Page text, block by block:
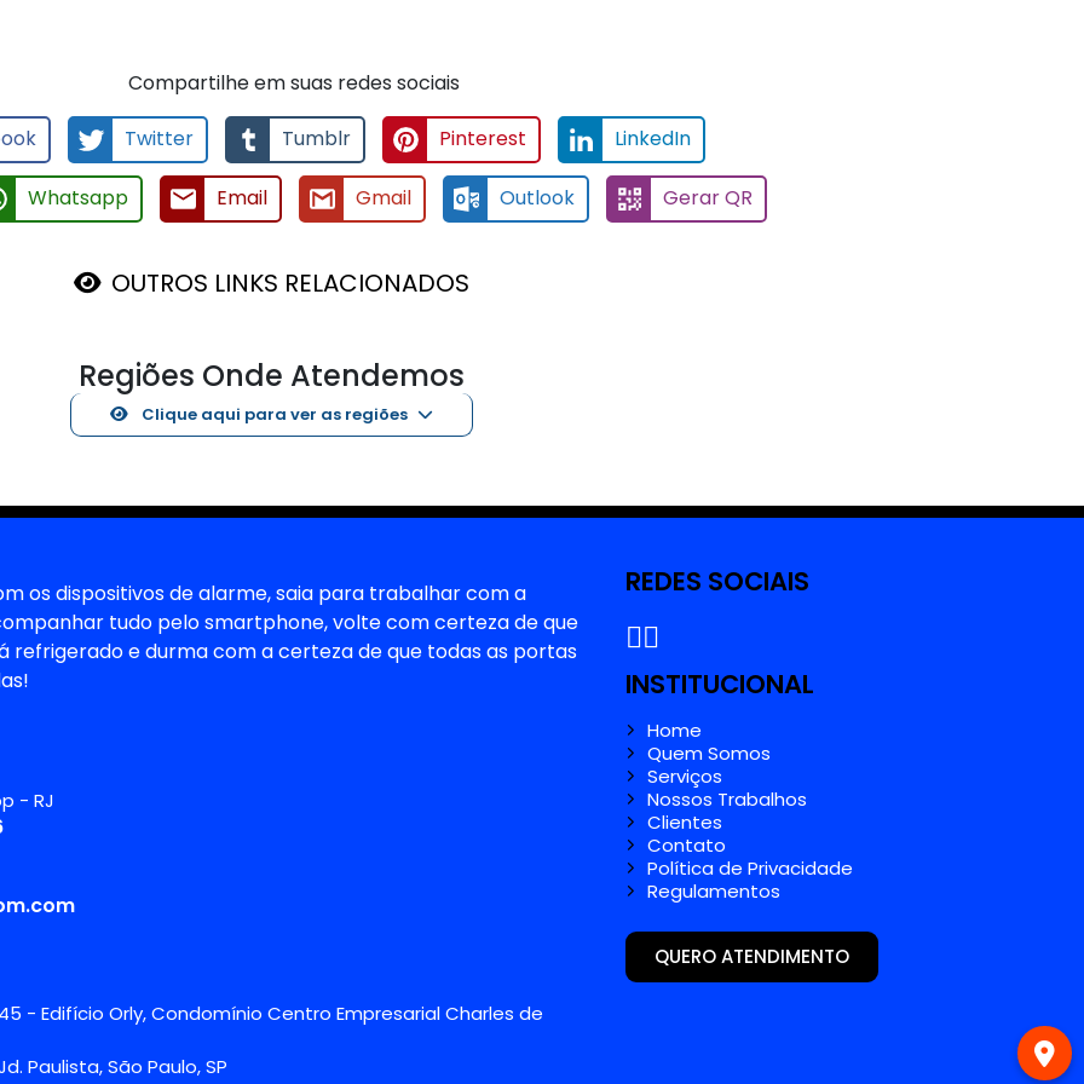
Compartilhe em suas redes sociais
Twitter Tumblr Pinterest LinkedIn
Whatsapp Email Gmail Outlook Gerar QR
OUTROS LINKS RELACIONADOS
Regiões Onde Atendemos
Clique aqui para ver as regiões
os dispositivos de alarme, saia para trabalhar com a
tudo pelo smartphone, volte com certeza de que
refrigerado e durma com a certeza de que todas as portas
- RJ
- Edifício Orly, Condomínio Centro Empresarial Charles de
Paulista, São Paulo, SP
REDES SOCIAIS
INSTITUCIONAL
Home
Quem Somos
Serviços
Nossos Trabalhos
Clientes
Contato
Política de Privacidade
Regulamentos
QUERO ATENDIMENTO